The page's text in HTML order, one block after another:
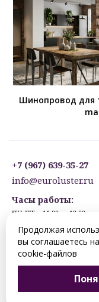
Шинопровод для
+7 (967) 639-35-27
info@euroluster.ru
Часы работы:
ПН-ПТ: с 11:00 до 19:00
ВС: ВЫХОДНОЙ
Предварительная запись.
© 2012-2026 hanty-
Цены, указанные на сайте,
Продолжая
вы соглашаетесь
cookie-файлов